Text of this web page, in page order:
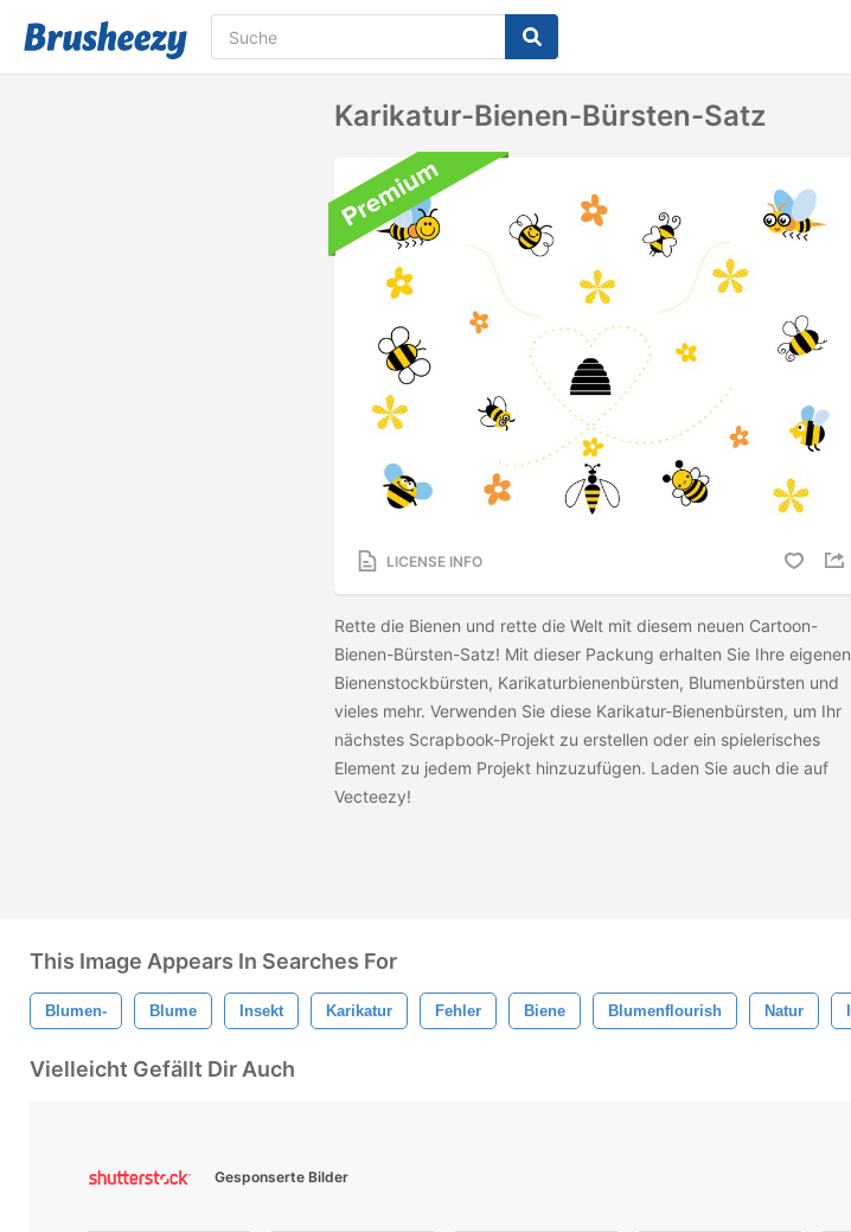
Karikatur-Bienen-Bürsten-Satz
LICENSE INFO
Rette die Bienen und rette die Welt mit diesem neuen Cartoon-
Bienen-Bürsten-Satz! Mit dieser Packung erhalten Sie Ihre eigenen
Bienenstockbürsten, Karikaturbienenbürsten, Blumenbürsten und
vieles mehr. Verwenden Sie diese Karikatur-Bienenbürsten, um Ihr
nächstes Scrapbook-Projekt zu erstellen oder ein spielerisches
Element zu jedem Projekt hinzuzufügen. Laden Sie auch die auf
Vecteezy!
This Image Appears In Searches For
Blumen- Blume Insekt Karikatur Fehler Biene Blumenflourish Natur
Vielleicht Gefällt Dir Auch
Gesponserte Bilder